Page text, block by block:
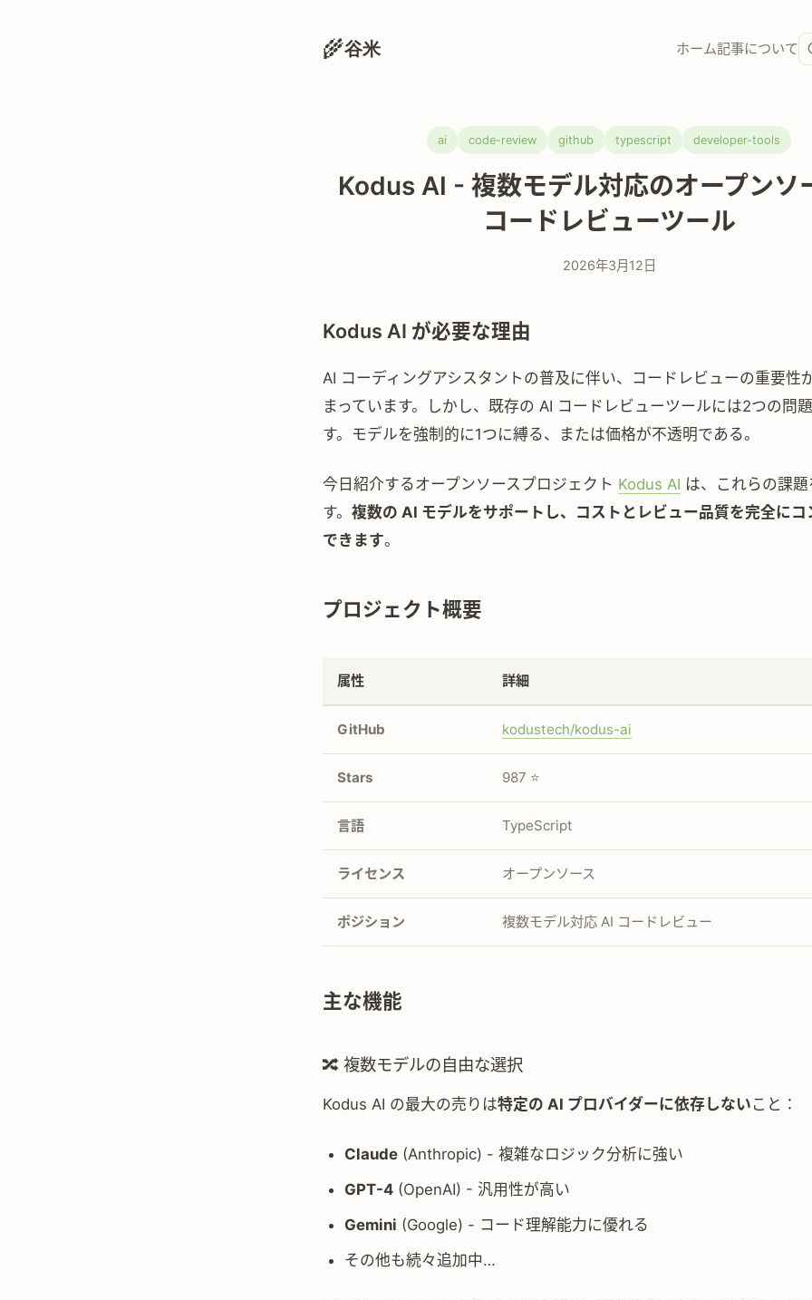
🌾谷米 ホーム記事について
ai code-review github typescript developer-tools
Kodus AI - 複数モデル対応のオープンソ
コードレビューツール
2026年3月12日
Kodus AI が必要な理由
AI コーディングアシスタントの普及に伴い、コードレビューの重要性
まっています。しかし、既存の AI コードレビューツールには2つの問
す。モデルを強制的に1つに縛る、または価格が不透明である。
今日紹介するオープンソースプロジェクト Kodus AI は、これらの課
す。 複数の AI モデルをサポートし、コストとレビュー品質を完全にコ
できます。
プロジェクト概要
属性 詳細
GitHub kodustech/kodus-ai
Stars 987 ⭐
言語 TypeScript
ライセンス オープンソース
ポジション 複数モデル対応 AI コードレビュー
主な機能
🔀 複数モデルの自由な選択
Kodus AI の最大の売りは特定の AI プロバイダーに依存しない こと：
Claude (Anthropic) - 複雑なロジック分析に強い
GPT-4 (OpenAI) - 汎用性が高い
Gemini (Google) - コード理解能力に優れる
その他も続々追加中…